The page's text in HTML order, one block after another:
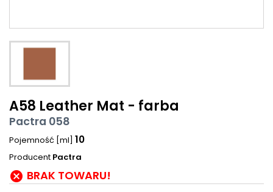
A58 Leather Mat - farba
Pactra 058
Pojemność [ml] 10
Producent Pactra
 BRAK TOWARU!